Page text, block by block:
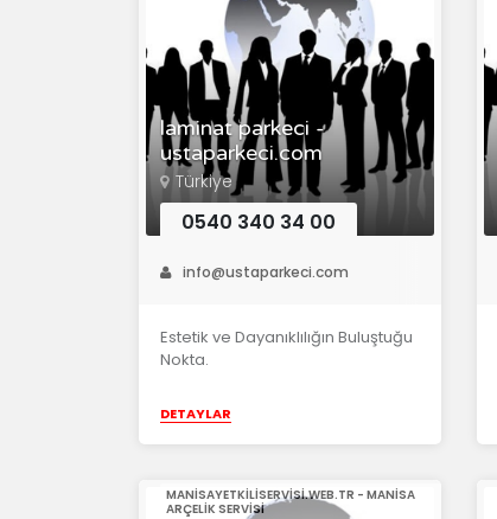
laminat parkeci -
ustaparkeci.com
Türkiye
0540 340 34 00
info@ustaparkeci.com
Estetik ve Dayanıklılığın Buluştuğu
Nokta.
DETAYLAR
MANISAYETKILISERVISI.WEB.TR - MANISA
ARÇELIK SERVISI